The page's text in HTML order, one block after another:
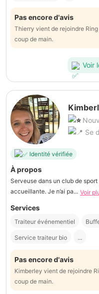
Pas encore d'avis
Thierry vient de rejoindre
coup de main.
Voir
Se
Identité vérifiée
À propos
Serveuse dans un club de
accueillante. Je n’ai pa... Voir
Services
Traiteur événementiel
Service traiteur bio ...
Pas encore d'avis
Kimberley vient de rejoindre
coup de main.